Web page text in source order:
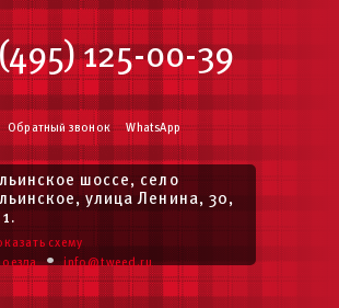
125-00-39
Обратный звонок WhatsApp
шоссе, село
улица Ленина, 30,
схему
•info@tweed.ru